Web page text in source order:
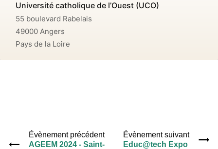
Université catholique de l’Ouest (UCO)
55 boulevard Rabelais
49000 Angers
Pays de la Loire
Évènement précédent
AGEEM 2024 - Saint-
Évènement suivant
Educ@tech Expo